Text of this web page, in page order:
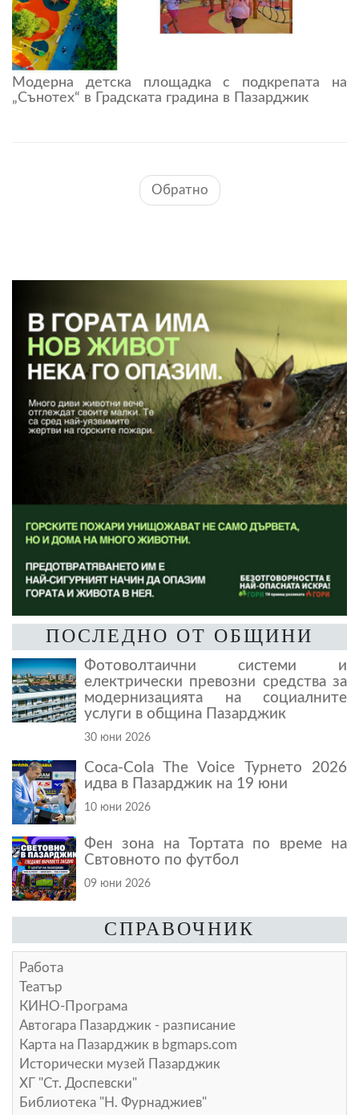
Модерна детска площадка с подкрепата на
„Сънотех“ в Градската градина в Пазарджик
Обратно
ПОСЛЕДНО ОТ ОБЩИНИ
Фотоволтаични системи и
електрически превозни средства за
модернизацията на социалните
услуги в община Пазарджик
30 юни 2026
Coca-Cola The Voice Турнето 2026
идва в Пазарджик на 19 юни
10 юни 2026
Фен зона на Тортата по време на
Свтовното по футбол
09 юни 2026
СПРАВОЧНИК
Работа
Театър
КИНО-Програма
Автогара Пазарджик - разписание
Карта на Пазарджик в bgmaps.com
Исторически музей Пазарджик
ХГ "Ст. Доспевски"
Библиотека "Н. Фурнаджиев"